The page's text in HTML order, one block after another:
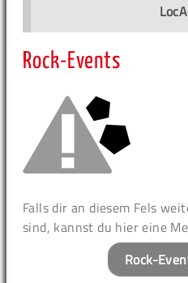
Rock-Events
Falls dir an diesem Fels
sind, kannst du hier eine
Rock-